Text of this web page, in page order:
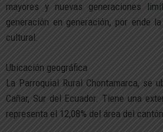
mayores y nuevas generaciones
generación en generación, por ende
cultural.
Ubicación geográfica
La Parroquial Rural Chontamarca, se
Cañar, Sur del Ecuador. Tiene una
representa el 12,08% del área del